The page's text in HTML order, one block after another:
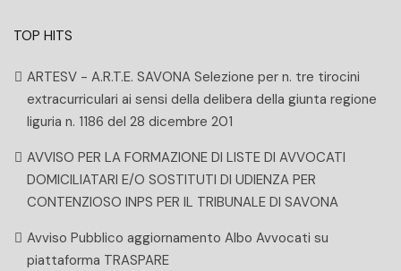
TOP HITS
ARTESV - A.R.T.E. SAVONA Selezione per n. tre tirocini
extracurriculari ai sensi della delibera della giunta regione
liguria n. 1186 del 28 dicembre 201
AVVISO PER LA FORMAZIONE DI LISTE DI AVVOCATI
DOMICILIATARI E/O SOSTITUTI DI UDIENZA PER
CONTENZIOSO INPS PER IL TRIBUNALE DI SAVONA
Avviso Pubblico aggiornamento Albo Avvocati su
piattaforma TRASPARE